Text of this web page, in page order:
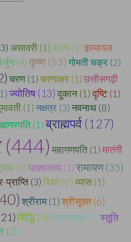
असावरी (1) आत्म (1) इस्मायल
(4) कृष्ण (53) गोमती चक्र (2)
चरण (1) चरणाक्षर (1) छत्तीसगढ़ी
ज्योतिष (13) दूकान (1) दृष्टि (1)
(1) नक्षत्र (3) नवनाथ (8)
(1) ब्राह्मपर्व (127)
(444) महागणपति (1) मातंगी
(2) याज्ञवल्क्य (1) रामायण (35)
प्राप्ति (3) विद्या (8) व्यास (1)
श्रीराम (1) श्रीसूक्त (6)
सिद्धि (5) स्कन्दमाता (1) स्तुति
(2)